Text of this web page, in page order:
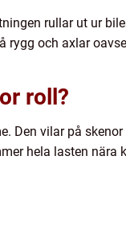
rullar ut ur
rygg och axlar
roll?
Den vilar på
hela lasten nära